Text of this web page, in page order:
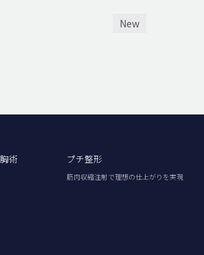
New
術 プチ整形
筋肉収縮注射で理想の仕上がりを実現